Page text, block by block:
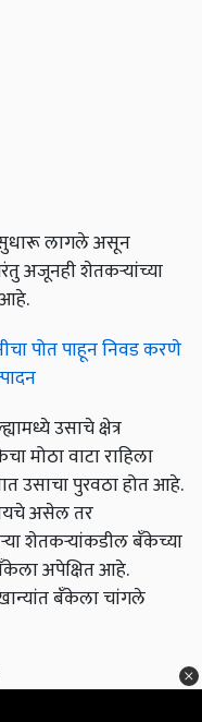
सुधारू लागले असून
अजूनही शेतकऱ्यांच्या
पोत पाहून निवड करणे
उसाचे क्षेत्र
मोठा वाटा राहिला
उसाचा पुरवठा होत आहे.
असेल तर
शेतकऱ्यांकडील बँकेच्या
अपेक्षित आहे.
बँकेला चांगले